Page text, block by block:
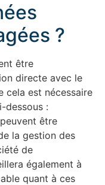
?
être
directe avec le
cela est nécessaire
dessous :
être
la gestion des
de
également à
quant à ces